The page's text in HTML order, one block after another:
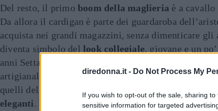
diredonna.it - Do Not Process My
If you wish to opt-out of the sale, sharing
sensitive information for targeted
Del resto, il primo boom della maglieria è a
Da allora il cardigan è parte dei guardaroba
acquista nei grandi magazzini, senza dimenticare gli
diventa simbolo del look collegiale, giovane e un
anni Settanta del secolo scorso ha guidato il revival
artigianale, e oggi è un passepartout per glioutfit da
quelli del
eleganti.